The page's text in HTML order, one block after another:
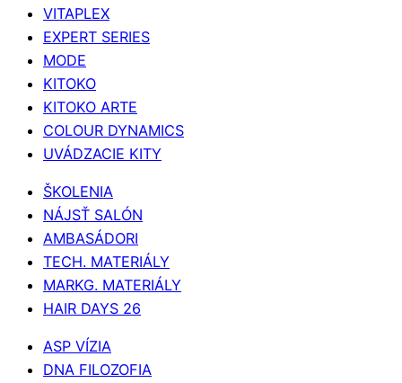
VITAPLEX
EXPERT SERIES
MODE
KITOKO
KITOKO ARTE
COLOUR DYNAMICS
UVÁDZACIE KITY
ŠKOLENIA
NÁJSŤ SALÓN
AMBASÁDORI
TECH. MATERIÁLY
MARKG. MATERIÁLY
HAIR DAYS 26
ASP VÍZIA
DNA FILOZOFIA